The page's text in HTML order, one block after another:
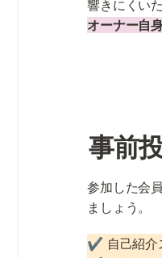
響きにくい
オーナー自
事前
参加した会
ましょう。
✔️ 自己紹介